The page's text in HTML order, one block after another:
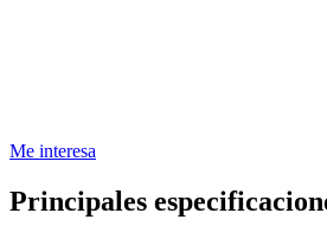
Me interesa
Principales